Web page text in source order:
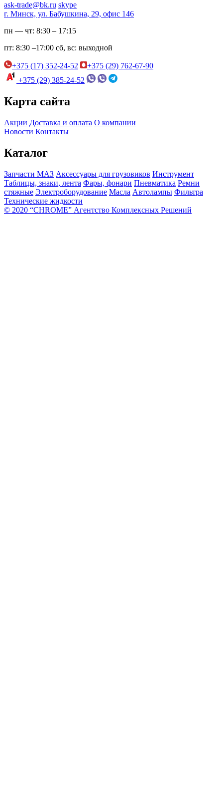
ask-trade@bk.ru skype
г. Минск, ул. Бабушкина, 29, офис 146
пн — чт: 8:30 – 17:15
пт: 8:30 –17:00 сб, вс: выходной
+375 (17) 352-24-52
+375 (29) 762-67-90
+375 (29) 385-24-52
Карта сайта
Акции Доставка и оплата О компании
Новости Контакты
Каталог
Запчасти МАЗ Аксессуары для грузовиков Инструмент
Таблицы, знаки, лента Фары, фонари Пневматика Ремни
стяжные Электроборудование Масла Автолампы Фильтра
Технические жидкости
© 2020 “CHROME” Агентство Комплексных Решений